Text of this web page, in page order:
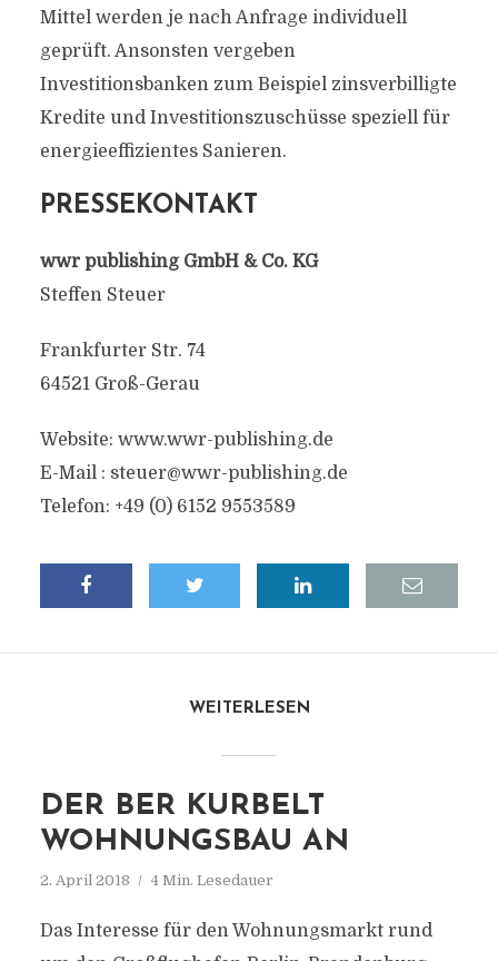
Mittel werden je nach Anfrage individuell
geprüft. Ansonsten vergeben
Investitionsbanken zum Beispiel zinsverbilligte
Kredite und Investitionszuschüsse speziell für
energieeffizientes Sanieren.
PRESSEKONTAKT
wwr publishing GmbH & Co. KG
Steffen Steuer
Frankfurter Str. 74
64521 Groß-Gerau
Website: www.wwr-publishing.de
E-Mail : steuer@wwr-publishing.de
Telefon: +49 (0) 6152 9553589
WEITERLESEN
DER BER KURBELT
WOHNUNGSBAU AN
2. April 2018 4 Min. Lesedauer
Das Interesse für den Wohnungsmarkt rund